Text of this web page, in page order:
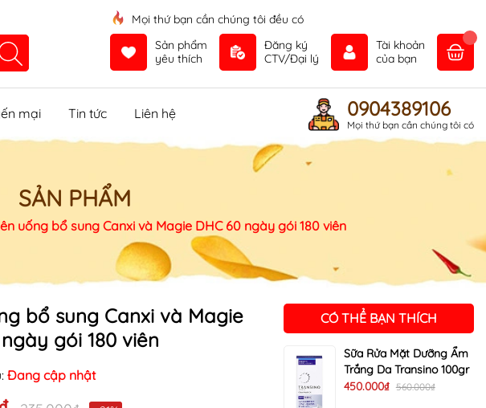
Mọi thứ bạn cần chúng tôi đều có
Sản phẩm
yêu thích
Đăng ký
CTV/Đại lý
Tài khoản
của bạn
mại Tin tức Liên hệ 0904389106
Mọi thứ bạn cần chúng tôi có
SẢN PHẨM
uống bổ sung Canxi và Magie DHC 60 ngày gói 180 viên
bổ sung Canxi và Magie
gói 180 viên
Đang cập nhật
CÓ THỂ BẠN THÍCH
Sữa Rửa Mặt Dưỡng Ẩm
Trắng Da Transino 100gr
450.000₫ 560.000₫